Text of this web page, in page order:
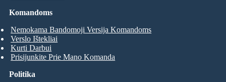
Komandoms
Nemokama Bandomoji Versija Komandoms
Verslo Ištekliai
Kurti Darbui
Prisijunkite Prie Mano Komanda
Politika